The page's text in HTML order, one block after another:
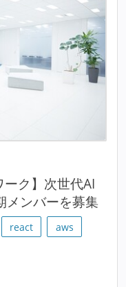
ーク】次世代AI
メンバーを募集
react
aws